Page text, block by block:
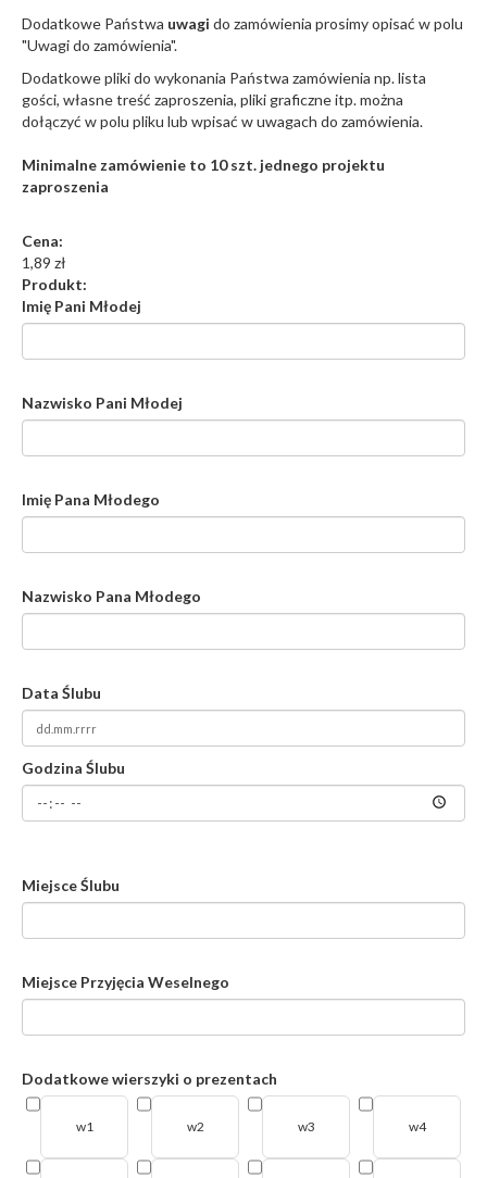
Dodatkowe Państwa uwagi do zamówienia prosimy opisać w polu
"Uwagi do zamówienia".
Dodatkowe pliki do wykonania Państwa zamówienia np. lista
gości, własne treść zaproszenia, pliki graficzne itp. można
dołączyć w polu pliku lub wpisać w uwagach do zamówienia.
Minimalne zamówienie to 10 szt. jednego projektu
zaproszenia
Cena:
1,89 zł
Produkt:
Imię Pani Młodej
Nazwisko Pani Młodej
Imię Pana Młodego
Nazwisko Pana Młodego
Data Ślubu
Godzina Ślubu
Miejsce Ślubu
Miejsce Przyjęcia Weselnego
Dodatkowe wierszyki o prezentach
w1 w2 w3 w4